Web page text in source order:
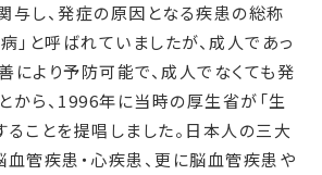
与し、発症の原因となる疾患の総称
」と呼ばれていましたが、成人であっ
により予防可能で、成人でなくても発
から、1996年に当時の厚生省が「生
ることを提唱しました。日本人の三大
血管疾患・心疾患、更に脳血管疾患や